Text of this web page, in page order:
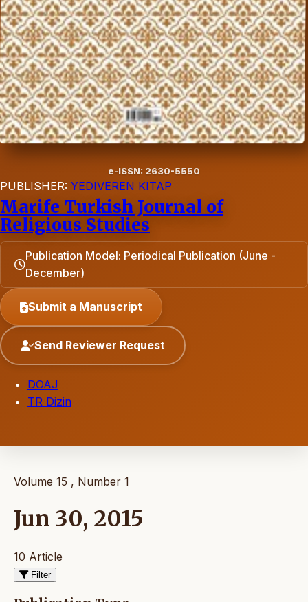
e-ISSN: 2630-5550
PUBLISHER: YEDIVEREN KITAP
Marife Turkish Journal of
Religious Studies
Publication Model: Periodical Publication (June -
December)
Submit a Manuscript
Send Reviewer Request
DOAJ
TR Dizin
Volume 15 , Number 1
Jun 30, 2015
10 Article
Filter